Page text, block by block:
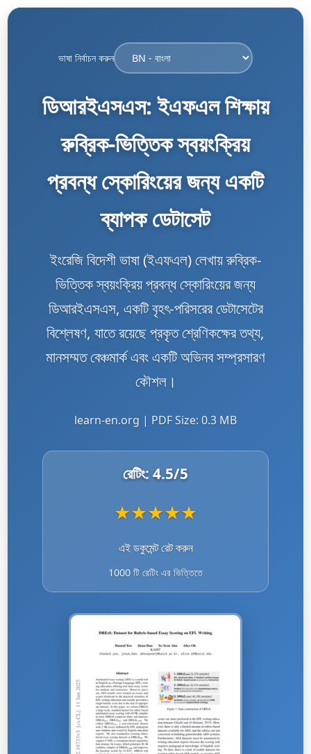
ভাষা নির্বাচন করুন
ডিআরইএসএস: ইএফএল শিক্ষায়
রুব্রিক-ভিত্তিক স্বয়ংক্রিয়
প্রবন্ধ স্কোরিংয়ের জন্য একটি
ব্যাপক ডেটাসেট
ইংরেজি বিদেশী ভাষা (ইএফএল) লেখায় রুব্রিক-
ভিত্তিক স্বয়ংক্রিয় প্রবন্ধ স্কোরিংয়ের জন্য
ডিআরইএসএস, একটি বৃহৎ-পরিসরের ডেটাসেটের
বিশ্লেষণ, যাতে রয়েছে প্রকৃত শ্রেণিকক্ষের তথ্য,
মানসম্মত বেঞ্চমার্ক এবং একটি অভিনব সম্প্রসারণ
কৌশল।
learn-en.org | PDF Size: 0.3 MB
রেটিং: 4.5/5
★★★★★
এই ডকুমেন্ট রেট করুন
1000 টি রেটিং এর ভিত্তিতে